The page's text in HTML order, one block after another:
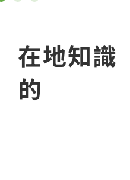
在地知識
的